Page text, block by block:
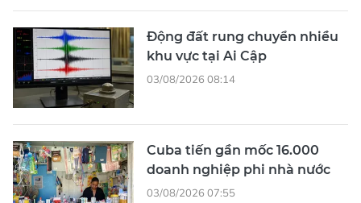
Động đất rung chuyển nhiều
khu vực tại Ai Cập
03/08/2026 08:14
Cuba tiến gần mốc 16.000
doanh nghiệp phi nhà nước
03/08/2026 07:55